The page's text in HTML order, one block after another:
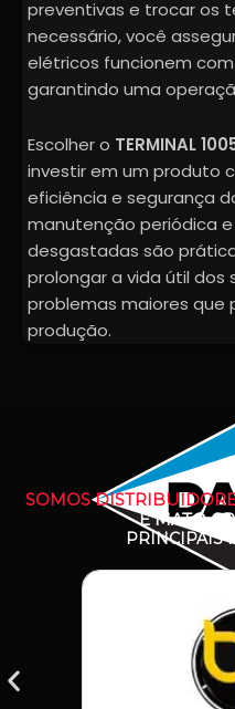
preventivas e trocar os
necessário, você
elétricos funcionem
garantindo uma
Escolher o TERMINAL
investir em um produto
eficiência e segurança
manutenção periódica
desgastadas são
prolongar a vida útil
problemas maiores que
produção.
SOMOS
E MATO
PRINCIPAIS